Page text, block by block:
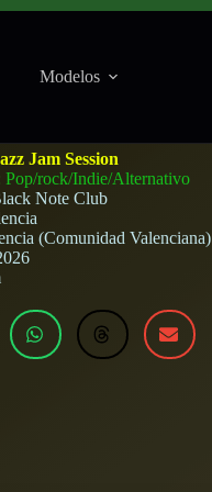
Modelos
Jam Session
Pop/rock/Indie/Alternativo
Note Club
(Comunidad Valenciana)